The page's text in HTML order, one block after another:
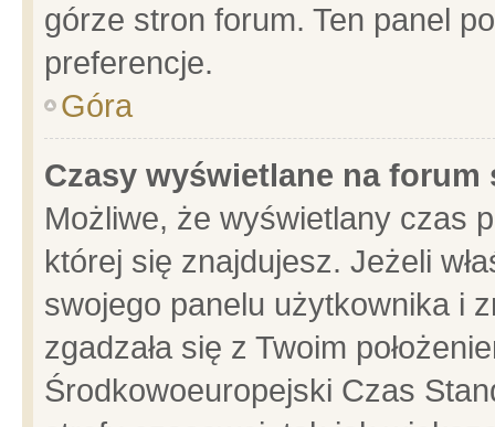
górze stron forum. Ten panel
preferencje.
Góra
Czasy wyświetlane na forum
Możliwe, że wyświetlany czas
której się znajdujesz. Jeżeli
swojego panelu użytkownika i
zgadzała się z Twoim
Środkowoeuropejski Czas